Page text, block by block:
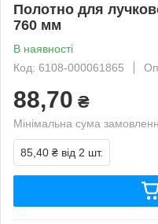
Полотно для
760 мм
В наявності
Код: 6108-000061865
88,70 ₴
Мінімальна сума
85,40 ₴ від 2 шт.